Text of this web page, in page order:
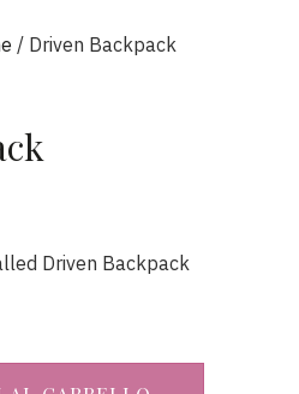
/ Driven Backpack
Driven Backpack